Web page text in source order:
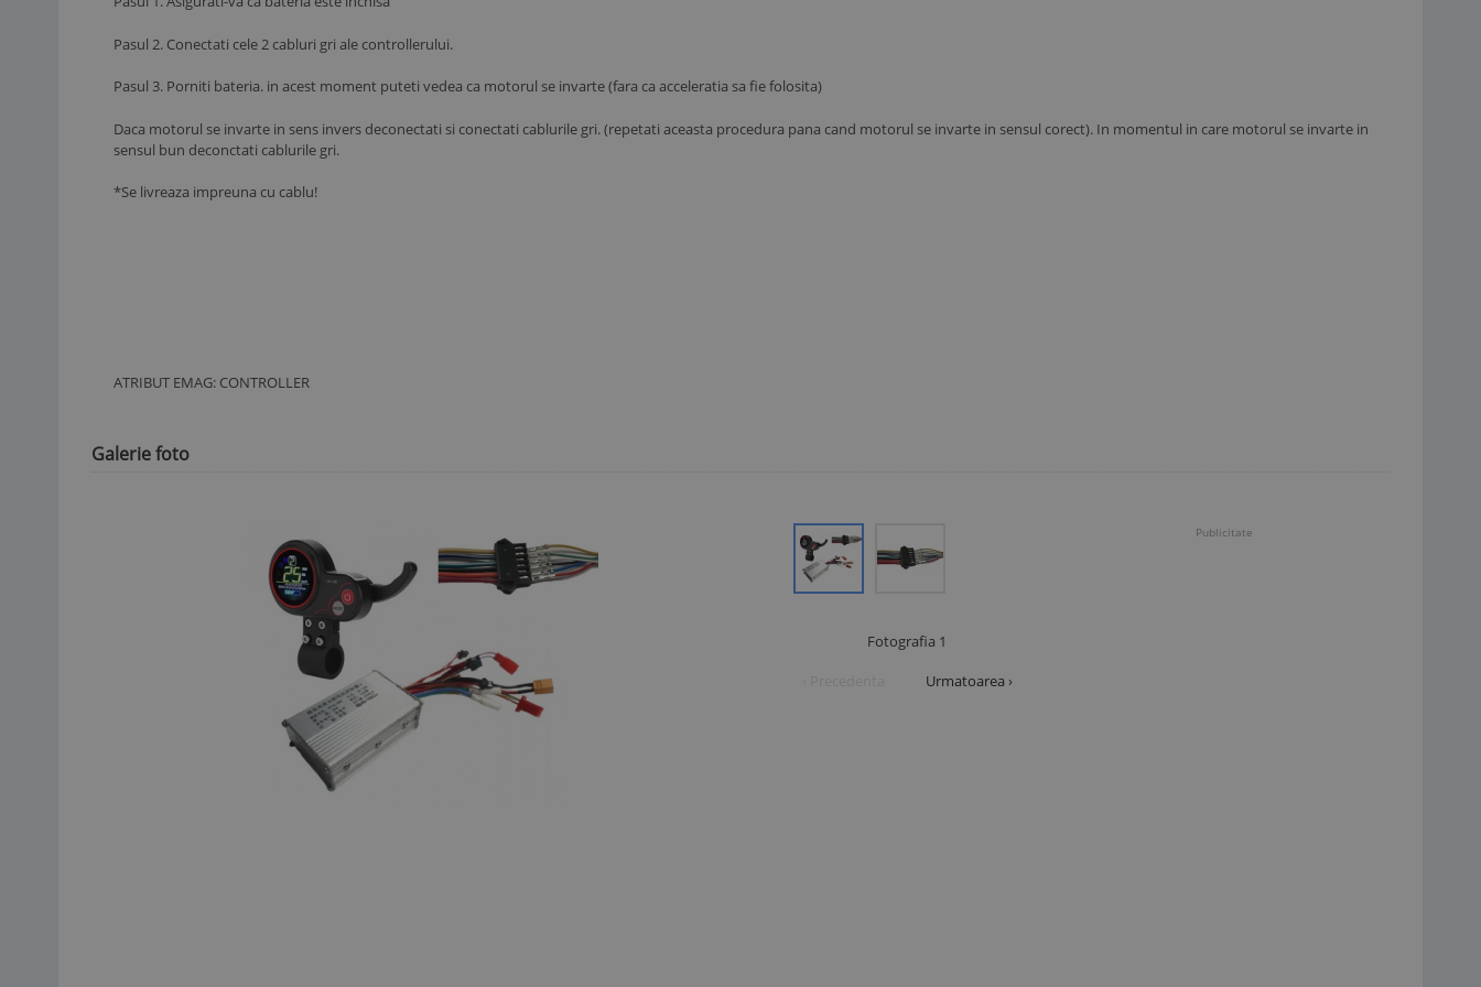
Pasul 2. Conectati cele 2 cabluri gri ale controllerului.
Pasul 3. Porniti bateria. in acest moment puteti vedea ca motorul se invarte (fara ca acceleratia sa fie folosita)
Daca motorul se invarte in sens invers deconectati si conectati cablurile gri. (repetati aceasta procedura pana cand motorul se invarte in sensul corect). In momentul in care motorul se invarte in
sensul bun deconctati cablurile gri.
*Se livreaza impreuna cu cablu!
ATRIBUT EMAG: CONTROLLER
Galerie foto
Fotografia 1
Urmatoarea ›
Publicitate